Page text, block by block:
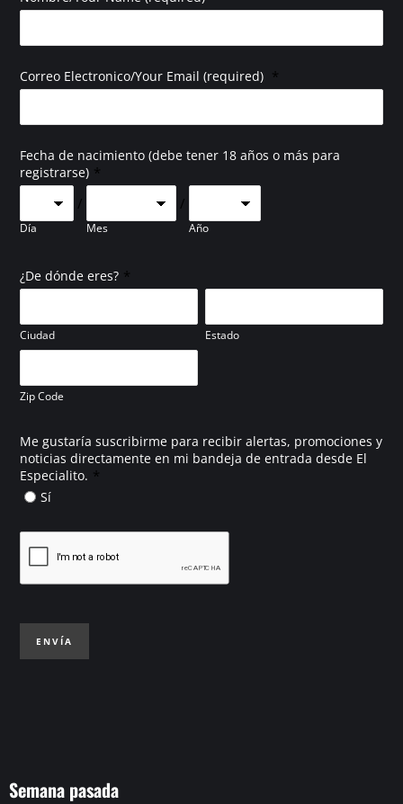
Correo Electronico/Your Email (required) *
Fecha de nacimiento (debe tener 18 años o más para
registrarse) *
Día
/
Mes
/
Año
¿De dónde eres? *
Ciudad Estado
Zip Code
Me gustaría suscribirme para recibir alertas, promociones y
noticias directamente en mi bandeja de entrada desde El
Especialito. *
Sí
ENVÍA
Semana pasada